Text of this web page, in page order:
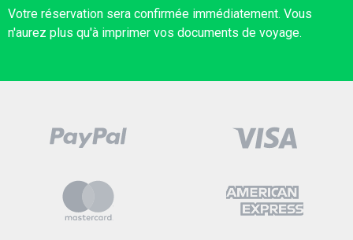
Votre réservation sera confirmée immédiatement. Vous
n'aurez plus qu'à imprimer vos documents de voyage.